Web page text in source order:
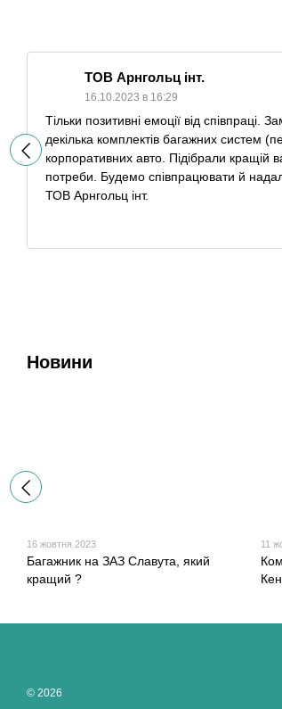
вантажу
Відмінне
Оформити
ТОВ Арнгольц інт.
16.10.2023 в 16:29
Тільки позитивні емоції від співпраці.
декілька комплектів багажних систем
корпоративних авто. Підібрали кращій
потреби. Будемо співпрацювати й
ТОВ Арнгольц інт.
Новини
16 жовтня 2023
Багажник на ЗАЗ Славута, який
кращий ?
11
© 2026